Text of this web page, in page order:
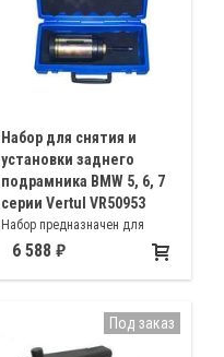
Набор для снятия и
установки заднего
подрамника BMW 5, 6, 7
серии Vertul VR50953
Набор предназначен для
монтажа и демонтажа
6 588
Под заказ